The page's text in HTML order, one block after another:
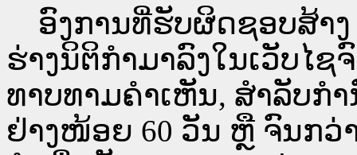
ອົງການທີ່ຮັບຜິດຊອບສ້າງ
ຮ່າງນິຕິກຳມາລົງໃນ​ເວັບ​ໄ
ທາບທາມຄຳເຫັນ, ສໍາລັບກໍ
ຢ່າງໜ້ອຍ 60 ວັນ ຫຼື ຈົນກ